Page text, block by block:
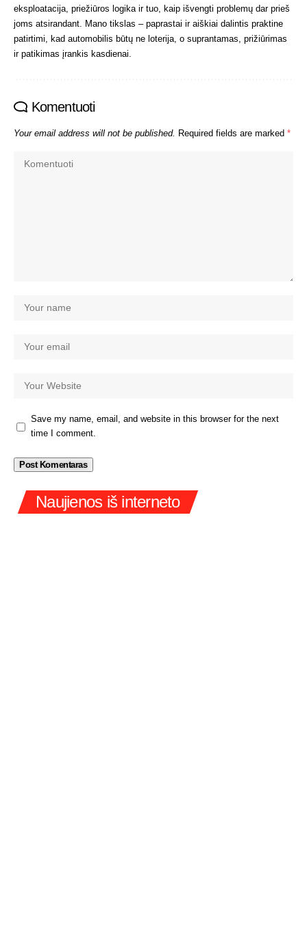
eksploatacija, priežiūros logika ir tuo, kaip išvengti problemų dar prieš
joms atsirandant. Mano tikslas – paprastai ir aiškiai dalintis praktine
patirtimi, kad automobilis būtų ne loterija, o suprantamas, prižiūrimas
ir patikimas įrankis kasdienai.
Komentuoti
Your email address will not be published. Required fields are marked *
Save my name, email, and website in this browser for the next
time I comment.
Naujienos iš interneto